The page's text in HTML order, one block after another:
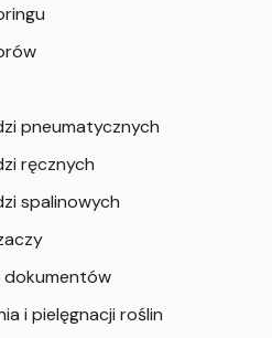
pneumatycznych
ręcznych
spalinowych
i pielęgnacji roślin